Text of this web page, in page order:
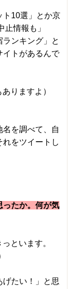
ト10選」とか京
情報も」
ンキング」と
トがあるんで
りますよ）
を調べて、自
をツイートし
ったか。何が気
といます。
げたい！」と思